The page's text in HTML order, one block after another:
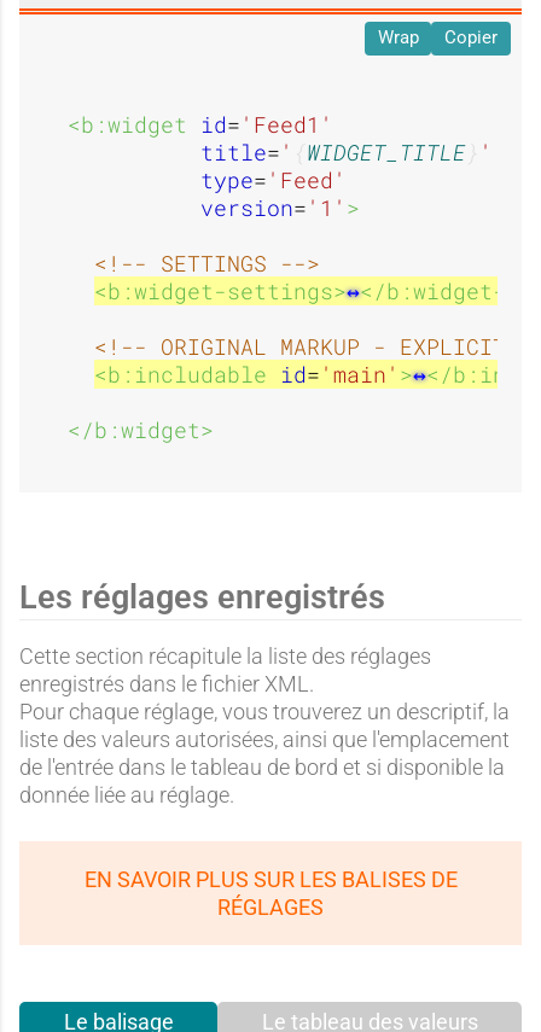
a
g
:
O
u
u
s
a
g
:
O
u
d
'
u
s
g
e
:
R
d
'
u
s
g
e
:
O
<b:widget id= 'Feed1'
title= ' WIDGET_TITLE
'
type= 'Feed'
version= '1' >
<!-- SETTINGS -->
<b:widget-settings> </b:widget-
<!-- ORIGINAL MARKUP - EXPLICIT
<b:includable id= 'main' > </
</b:widget>
Wrap Copier
Les réglages enregistrés
Cette section récapitule la liste des réglages
enregistrés dans le fichier XML.
Pour chaque réglage, vous trouverez un descriptif, la
liste des valeurs autorisées, ainsi que l'emplacement
de l'entrée dans le tableau de bord et si disponible la
donnée liée au réglage.
EN SAVOIR PLUS SUR LES BALISES DE
RÉGLAGES
Le balisage Le tableau des valeurs